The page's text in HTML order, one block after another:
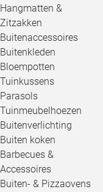
Hangmatten &
Zitzakken
Buitenaccessoires
Buitenkleden
Bloempotten
Tuinkussens
Parasols
Tuinmeubelhoezen
Buitenverlichting
Buiten koken
Barbecues &
Accessoires
Buiten- & Pizzaovens